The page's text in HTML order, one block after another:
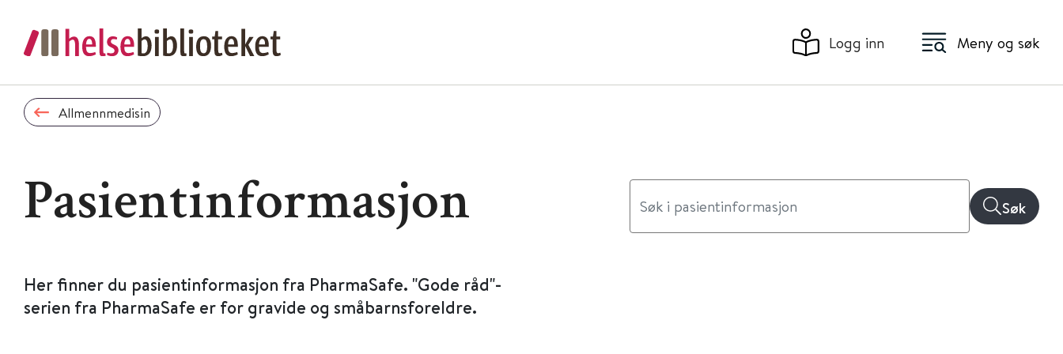
Logg inn Meny og søk
Allmennmedisin
Pasientinformasjon Søk
Her finner du pasientinformasjon fra PharmaSafe. "Gode råd"-
serien fra PharmaSafe er for gravide og småbarnsforeldre.